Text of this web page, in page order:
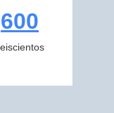
600